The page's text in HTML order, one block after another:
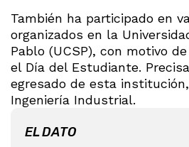
También ha participado en
organizados en la
Pablo (UCSP), con motivo
el Día del Estudiante.
egresado de esta
Ingeniería Industrial.
EL DATO